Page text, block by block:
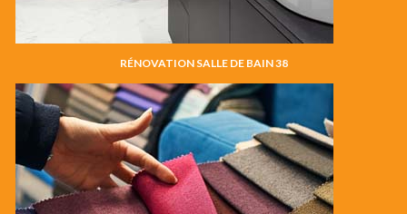
RÉNOVATION SALLE DE BAIN 38